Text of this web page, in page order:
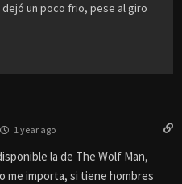
un poco frio, pese al giro
1 year ago
la de The Wolf Man,
me importa, si tiene hombres